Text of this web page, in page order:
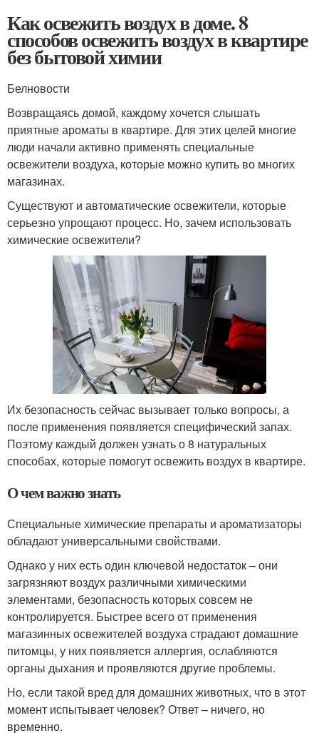
Как освежить воздух в доме. 8
способов освежить воздух в квартире
без бытовой химии
Белновости
Возвращаясь домой, каждому хочется слышать
приятные ароматы в квартире. Для этих целей многие
люди начали активно применять специальные
освежители воздуха, которые можно купить во многих
магазинах.
Существуют и автоматические освежители, которые
серьезно упрощают процесс. Но, зачем использовать
химические освежители?
Их безопасность сейчас вызывает только вопросы, а
после применения появляется специфический запах.
Поэтому каждый должен узнать о 8 натуральных
способах, которые помогут освежить воздух в квартире.
О чем важно знать
Специальные химические препараты и ароматизаторы
обладают универсальными свойствами.
Однако у них есть один ключевой недостаток – они
загрязняют воздух различными химическими
элементами, безопасность которых совсем не
контролируется. Быстрее всего от применения
магазинных освежителей воздуха страдают домашние
питомцы, у них появляется аллергия, ослабляются
органы дыхания и проявляются другие проблемы.
Но, если такой вред для домашних животных, что в этот
момент испытывает человек? Ответ – ничего, но
временно.